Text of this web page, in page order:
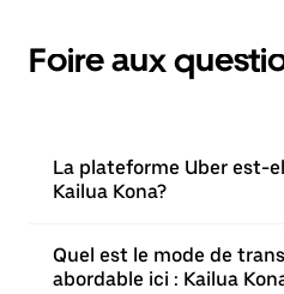
Foire aux
La plateforme Uber est-
Kailua Kona?
Quel est le mode de
abordable ici : Kailua